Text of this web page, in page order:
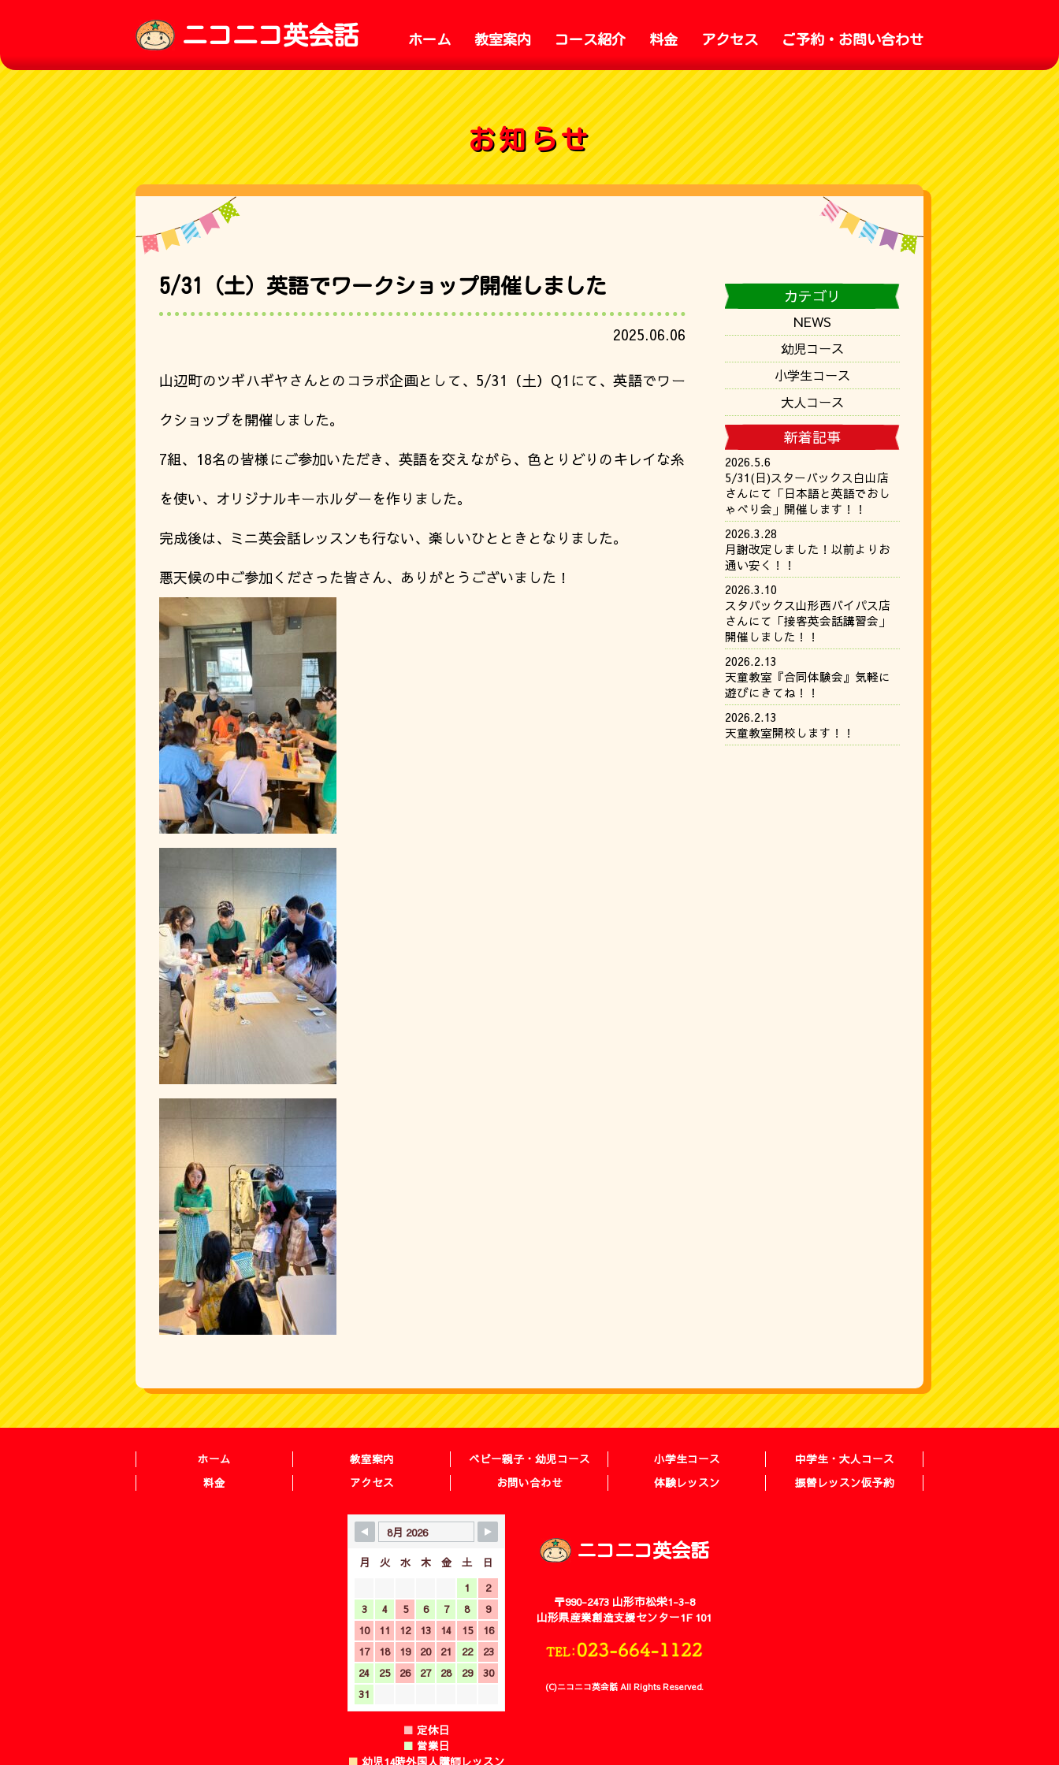
ニコニコ英会話 ホーム 教室案内 コース紹介 料金 アクセス ご予約・お問い合わせ
お知らせ
5/31（土）英語でワークショップ開催しました
2025.06.06
山辺町のツギハギヤさんとのコラボ企画として、5/31（土）Q1にて、英語でワー
クショップを開催しました。
7組、18名の皆様にご参加いただき、英語を交えながら、色とりどりのキレイな糸
を使い、オリジナルキーホルダーを作りました。
完成後は、ミニ英会話レッスンも行ない、楽しいひとときとなりました。
悪天候の中ご参加くださった皆さん、ありがとうございました！
カテゴリ
NEWS
幼児コース
小学生コース
大人コース
新着記事
2026.5.6
5/31(日)スターバックス白山店
さんにて「日本語と英語でおし
ゃべり会」開催します！！
2026.3.28
月謝改定しました！以前よりお
通い安く！！
2026.3.10
スタバックス山形西バイパス店
さんにて「接客英会話講習会」
開催しました！！
2026.2.13
天童教室『合同体験会』気軽に
遊びにきてね！！
2026.2.13
天童教室開校します！！
ホーム 教室案内 ベビー親子・幼児コース 小学生コース
中学生・大人コース
料金
アクセス お問い合わせ 体験レッスン 振替レッスン仮予約
月 火 水 木 金 土
日
1
2
3
4 5 6 7 8
9
10
11 12 13 14 15
16
17
18 19 20 21 22
23
24
25 26 27 28 29
30
31
■ 定休日
■ 営業日
■ 幼児14時外国人講師レッスン
ニコニコ英会話
〒990-2473 山形市松栄1-3-8
山形県産業創造支援センター1F 101
(C)ニコニコ英会話 All Rights Reserved.